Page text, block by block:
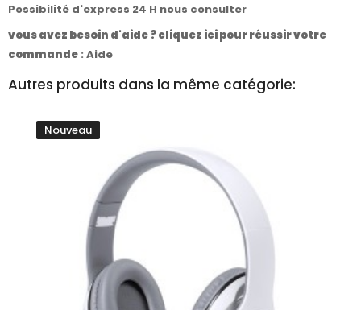
Possibilité d'express 24 H nous consulter
vous avez besoin d'aide ? cliquez ici pour réussir votre
commande : Aide
Autres produits dans la même catégorie:
Nouveau